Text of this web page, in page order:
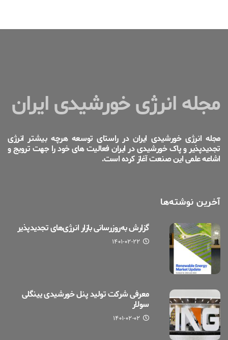
مجله انرژی خورشیدی ایران
مجله انرژی خورشیدی ایران در راستای توسعه هرچه بیشتر انرژی
تجدیدپذیر و پاک خورشیدی در ایران فعالیت های خود را جهت ترویج و
اشاعه علمی این صنعت آغاز کرده است.
آخرین نوشته‌ها
گزارش به‌روزرسانی بازار انرژی‌های تجدیدپذیر
۱۴۰۱-۰۲-۲۲
معرفی شرکت تولید پنل خورشیدی یینگلی
سولار
۱۴۰۱-۰۲-۰۲